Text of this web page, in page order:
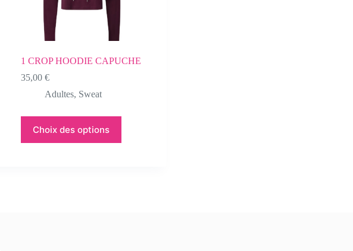
1 CROP HOODIE CAPUCHE
35,00 €
Adultes, Sweat
Choix des options